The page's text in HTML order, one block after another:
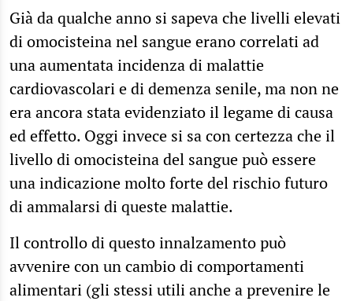
Già da qualche anno si sapeva che livelli elevati
di omocisteina nel sangue erano correlati ad
una aumentata incidenza di malattie
cardiovascolari e di demenza senile, ma non ne
era ancora stata evidenziato il legame di causa
ed effetto. Oggi invece si sa con certezza che il
livello di omocisteina del sangue può essere
una indicazione molto forte del rischio futuro
di ammalarsi di queste malattie.
Il controllo di questo innalzamento può
avvenire con un cambio di comportamenti
alimentari (gli stessi utili anche a prevenire le